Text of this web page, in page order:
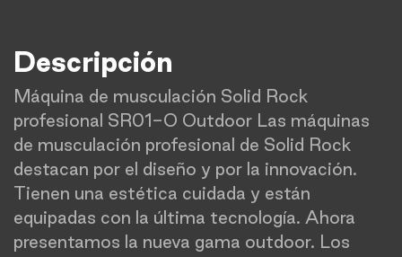
Descripción
Máquina de musculación Solid Rock
profesional SR01-O Outdoor Las máquinas
de musculación profesional de Solid Rock
destacan por el diseño y por la innovación.
Tienen una estética cuidada y están
equipadas con la última tecnología. Ahora
presentamos la nueva gama outdoor. Los